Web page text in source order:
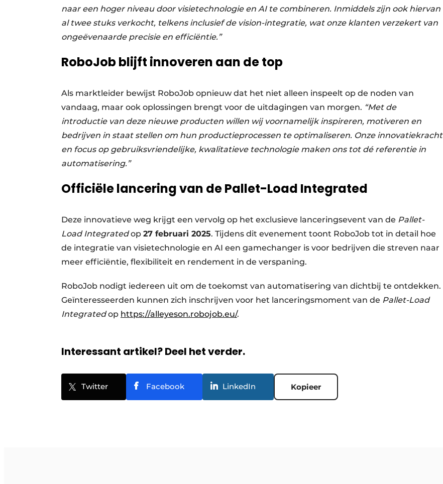
naar een hoger niveau door visietechnologie en AI te combineren. Inmiddels zijn ook hiervan
al twee stuks verkocht, telkens inclusief de vision-integratie, wat onze klanten verzekert van
ongeëvenaarde precisie en efficiëntie.”
RoboJob blijft innoveren aan de top
Als marktleider bewijst RoboJob opnieuw dat het niet alleen inspeelt op de noden van
vandaag, maar ook oplossingen brengt voor de uitdagingen van morgen. “Met de
introductie van deze nieuwe producten willen wij voornamelijk inspireren, motiveren en
bedrijven in staat stellen om hun productieprocessen te optimaliseren. Onze innovatiekracht
en focus op gebruiksvriendelijke, kwalitatieve technologie maken ons tot dé referentie in
automatisering.”
Officiële lancering van de Pallet-Load Integrated
Deze innovatieve weg krijgt een vervolg op het exclusieve lanceringsevent van de Pallet-
Load Integratedop 27 februari 2025. Tijdens dit evenement toont RoboJob tot in detail hoe
de integratie van visietechnologie en AI een gamechanger is voor bedrijven die streven naar
meer efficiëntie, flexibiliteit en rendement in de verspaning.
RoboJob nodigt iedereen uit om de toekomst van automatisering van dichtbij te ontdekken.
Geïnteresseerden kunnen zich inschrijven voor het lanceringsmoment van de Pallet-Load
Integratedop https://alleyeson.robojob.eu/.
Interessant artikel? Deel het verder.
Twitter Facebook LinkedIn Kopieer